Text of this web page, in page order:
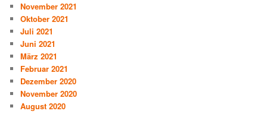
November 2021
Oktober 2021
Juli 2021
Juni 2021
März 2021
Februar 2021
Dezember 2020
November 2020
August 2020